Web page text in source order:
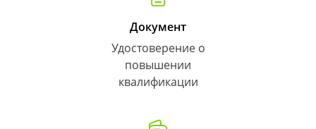
Документ
Удостоверение о
повышении
квалификации